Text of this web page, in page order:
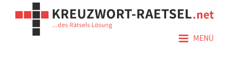
≡ MENÜ